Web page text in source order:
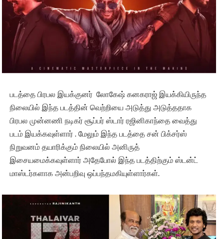
படத்தை பிரபல இயக்குனர் லோகேஷ் கனகராஜ் இயக்கியிருந்த
நிலையில் இந்த படத்தின் வெற்றியை அடுத்து அடுத்ததாக
பிரபல முன்னணி நடிகர் சூப்பர் ஸ்டார் ரஜினிகாந்தை வைத்து
படம் இயக்கவுள்ளார் . மேலும் இந்த படத்தை சன் பிக்சர்ஸ்
நிறுவனம் தயாரிக்கும் நிலையில் அனிருத்
இசையமைக்கவுள்ளார் அதேபோல் இந்த படத்திற்கும் ஸ்டன்ட்
மாஸ்டர்களாக அன்பறிவு ஒப்பந்தமகியுள்ளார்கள்.